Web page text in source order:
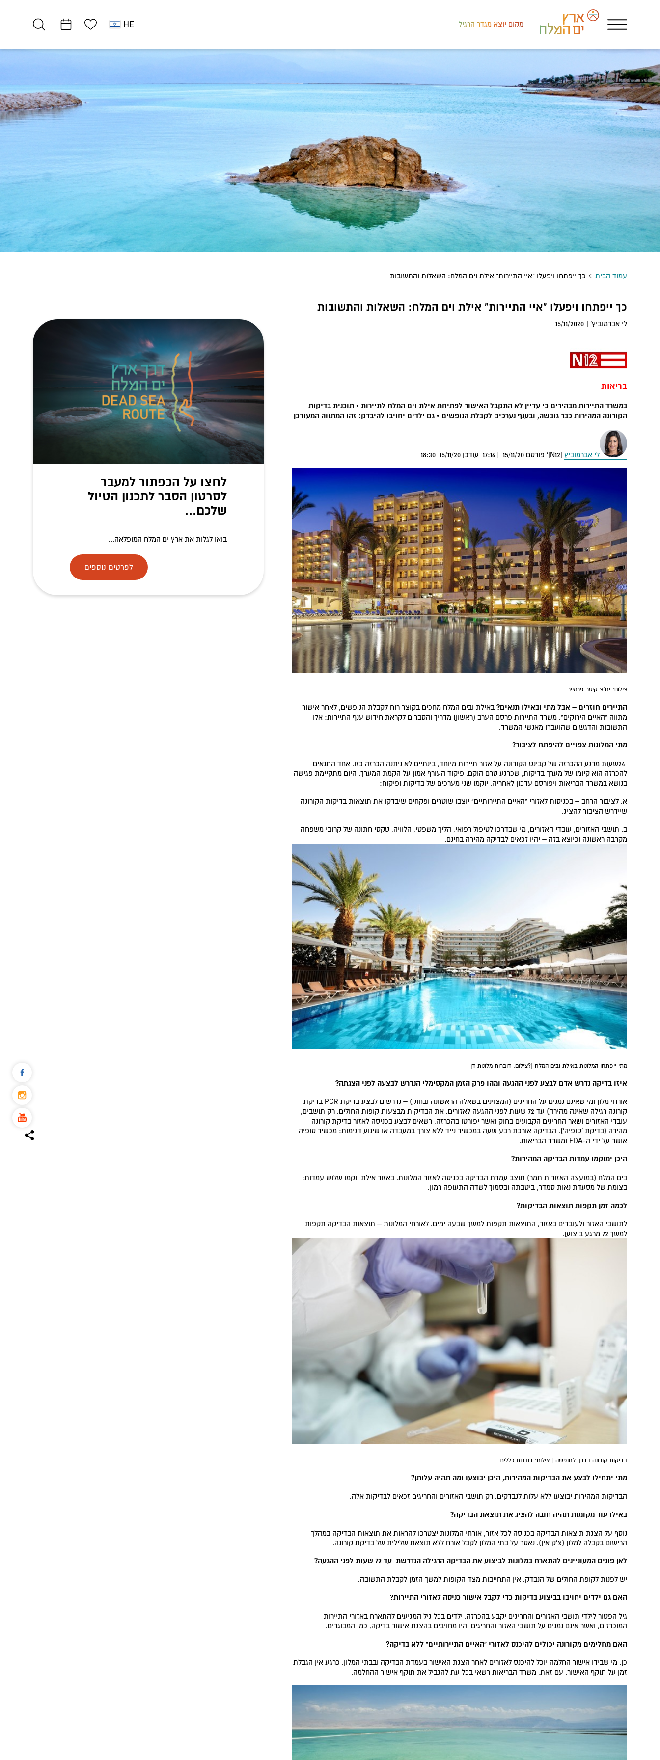
מקום יוצא מגדר הרגיל HE
רשימת מועדפים
עמוד הבית כך ייפתחו ויפעלו "איי התיירות" אילת וים המלח: השאלות והתשובות
כך ייפתחו ויפעלו "איי התיירות" אילת וים המלח: השאלות והתשובות
לי אברמוביץ' | 15/11/2020
בריאות
במשרד התיירות מבהירים כי עדיין לא התקבל האישור לפתיחת אילת וים המלח לתיירות • תוכנית בדיקות
הקורונה המהירות כבר גובשה, ובענף נערכים לקבלת הנופשים • גם ילדים יחויבו להיבדק: זהו המתווה המעודכן
לי אברמוביץ |N12|' פורסם 15/11/20 | 17:16 עודכן 15/11/20 18:30
צילום: יח"צ קיסר פרמייר
התיירים חוזרים – אבל מתי ובאילו תנאים? באילת ובים המלח מחכים בקוצר רוח לקבלת הנופשים, לאחר אישור
מתווה "האיים הירוקים". משרד התיירות פרסם הערב (ראשון) מדריך והסברים לקראת חידוש ענף התיירות: אלו
התשובות והדגשים שהועברו מאנשי המשרד.
מתי המלונות צפויים להיפתח לציבור?
24שעות מרגע ההכרזה של קבינט הקורונה על אזור תיירות מיוחד, בינתיים לא ניתנה הכרזה כזו. אחד התנאים
להכרזה הוא קיומו של מערך בדיקות, שכרגע טרם הוקם. פיקוד העורף אמון על הקמת המערך. היום מתקיימת פגישה
בנושא במשרד הבריאות ויפורסם עדכון לאחריה. יוקמו שני מערכים של בדיקות ופיקוח:
א. לציבור הרחב – בכניסות לאזורי "האיים התיירותיים" יוצבו שוטרים ופקחים שיבדקו את תוצאות בדיקות הקורונה
שיידרש הציבור להציג.
ב. תושבי האזורים, עובדי האזורים, מי שבדרכו לטיפול רפואי, הליך משפטי, הלוויה, טקסי חתונה של קרובי משפחה
מקרבה ראשונה וכיוצא בזה – יהיו זכאים לבדיקה מהירה בחינם.
מתי ייפתחו המלונות באילת ובים המלח |?צילום: דוברות מלונות דן
איזו בדיקה נדרש אדם לבצע לפני ההגעה ומהו פרק הזמן המקסימלי הנדרש לבצעה לפני הצגתה?
אורחי מלון ומי שאינם נמנים על החריגים (המצוינים בשאלה הראשונה ובחוק) – נדרשים לבצע בדיקת PCR בדיקת
קורונה רגילה שאינה מהירה) עד 72 שעות לפני ההגעה לאזורים. את הבדיקות מבצעות קופות החולים. רק תושבים,
עובדי האזורים ושאר החריגים הקבועים בחוק ואשר יפורטו בהכרזה, רשאים לבצע בכניסה לאזור בדיקת קורונה
מהירה (בדיקת 'סופיה'). הבדיקה אורכת רבע שעה במכשיר נייד ללא צורך במעבדה או שינוע דגימות: מכשיר סופיה
אושר על ידי ה-FDA ומשרד הבריאות.
היכן ימוקמו עמדות הבדיקה המהירות?
בים המלח (במועצה האזורית תמר) תוצב עמדת הבדיקה בכניסה לאזור המלונות. באזור אילת יוקמו שלוש עמדות:
בצומת של מסעדת נאות סמדר, ביטבתה ובסמוך לשדה התעופה רמון.
לכמה זמן תקפות תוצאות הבדיקות?
לתושבי האזור ולעובדים באזור, התוצאות תקפות למשך שבעה ימים. לאורחי המלונות – תוצאות הבדיקה תקפות
למשך 72 מרגע ביצוען.
בדיקות קורונה בדרך לחופשה | צילום: דוברות כללית
מתי יתחילו לבצע את הבדיקות המהירות, היכן יבוצעו ומה תהיה עלותן?
הבדיקות המהירות יבוצעו ללא עלות לנבדקים. רק תושבי האזורים והחריגים זכאים לבדיקות אלה.
באילו עוד מקומות תהיה חובה להציג את תוצאת הבדיקה?
נוסף על הצגת תוצאות הבדיקה בכניסה לכל אזור, אורחי המלונות יצטרכו להראות את תוצאות הבדיקה במהלך
הרישום בקבלה למלון (צ'ק אין). נאסר על בתי המלון לקבל אורח ללא תוצאת שלילית של בדיקת קורונה.
לאן פונים המעוניינים להתארח במלונות לביצוע את הבדיקה הרגילה הנדרשת עד 72 שעות לפני ההגעה ?
יש לפנות לקופת החולים של הנבדק. אין התחייבות מצד הקופות למשך הזמן לקבלת התשובה.
האם גם ילדים יחויבו בביצוע בדיקות כדי לקבל אישור כניסה לאזורי התיירות?
גיל הפטור לילדי תושבי האזורים והחריגים יקבע בהכרזה. ילדים בכל גיל המגיעים להתארח באזורי התיירות
המוכרזים, ואשר אינם נמנים על תושבי האזור והחריגים יהיו מחויבים בהצגת אישור בדיקה, כמו המבוגרים.
האם מחלימים מקורונה יכולים להיכנס לאזורי "האיים התיירותיים" ללא בדיקה?
כן. מי שבידו אישור החלמה יוכל להיכנס לאזורים לאחר הצגת האישור בעמדת הבדיקה ובבתי המלון. כרגע אין הגבלת
זמן על תוקף האישור. עם זאת, משרד הבריאות רשאי בכל עת להגביל את תוקף אישור ההחלמה.
לחצו על הכפתור למעבר
לסרטון הסבר לתכנון הטיול
שלכם...
בואו לגלות את ארץ ים המלח המופלאה...
לפרטים נוספים
פארקים
פארק נחל אמציהו